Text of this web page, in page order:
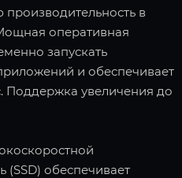
в
оперативная
запускать
и обеспечивает
Поддержка увеличения до
(SSD) обеспечивает